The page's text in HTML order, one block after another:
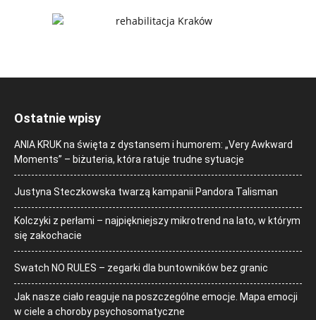
Ostatnie wpisy
ANIA KRUK na święta z dystansem i humorem: „Very Awkward
Moments” – biżuteria, która ratuje trudne sytuacje
Justyna Steczkowska twarzą kampanii Pandora Talisman
Kolczyki z perłami – najpiękniejszy mikrotrend na lato, w którym
się zakochacie
Swatch NO RULES – zegarki dla buntowników bez granic
Jak nasze ciało reaguje na poszczególne emocje. Mapa emocji
w ciele a choroby psychosomatyczne